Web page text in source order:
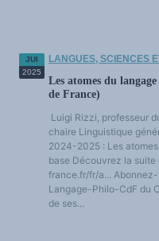
JUI
2025
LANGUES, SCIENCES
Les atomes du
de France)
Luigi Rizzi, professeur
chaire Linguistique
2024-2025 : Les
base Découvrez la
france.fr/fr/a...
Langage-Philo-CdF‬ du
de ses...